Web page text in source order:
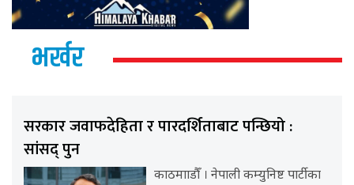
भर्खर
सरकार जवाफदेहिता र पारदर्शिताबाट पन्छियो :
सांसद् पुन
काठमााडौँ । नेपाली कम्युनिष्ट पार्टीका